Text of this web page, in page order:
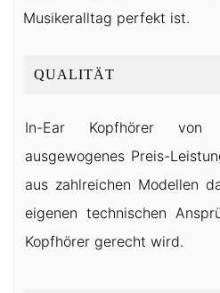
Musikeralltag perfekt ist.
QUALITÄT
In-Ear Kopfhörer
ausgewogenes Preis-
aus zahlreichen Modellen
eigenen technischen
Kopfhörer gerecht wird.